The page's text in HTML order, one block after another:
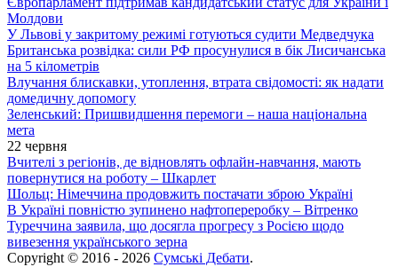
Молдови
У Львові у закритому режимі готуються судити Медведчука
Британська розвідка: сили РФ просунулися в бік Лисичанська
на 5 кілометрів
Влучання блискавки, утоплення, втрата свідомості: як надати
домедичну допомогу
Зеленський: Пришвидшення перемоги – наша національна
мета
22 червня
Вчителі з регіонів, де відновлять офлайн-навчання, мають
повернутися на роботу – Шкарлет
Шольц: Німеччина продовжить постачати зброю Україні
В Україні повністю зупинено нафтопереробку – Вітренко
Туреччина заявила, що досягла прогресу з Росією щодо
вивезення українського зерна
Copyright © 2016 - 2026 Сумські Дебати.